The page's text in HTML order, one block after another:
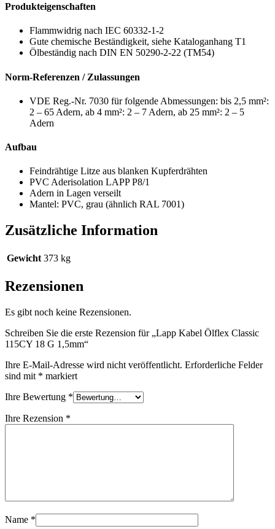
Produkteigenschaften
Flammwidrig nach IEC 60332-1-2
Gute chemische Beständigkeit, siehe Kataloganhang T1
Ölbeständig nach DIN EN 50290-2-22 (TM54)
Norm-Referenzen / Zulassungen
VDE Reg.-Nr. 7030 für folgende Abmessungen: bis 2,5 mm²:
2 – 65 Adern, ab 4 mm²: 2 – 7 Adern, ab 25 mm²: 2 – 5
Adern
Aufbau
Feindrähtige Litze aus blanken Kupferdrähten
PVC Aderisolation LAPP P8/1
Adern in Lagen verseilt
Mantel: PVC, grau (ähnlich RAL 7001)
Zusätzliche Information
Gewicht 373 kg
Rezensionen
Es gibt noch keine Rezensionen.
Schreiben Sie die erste Rezension für „Lapp Kabel Ölflex Classic
115CY 18 G 1,5mm“
Ihre E-Mail-Adresse wird nicht veröffentlicht. Erforderliche Felder
sind mit * markiert
Ihre Bewertung *
Ihre Rezension *
Name *